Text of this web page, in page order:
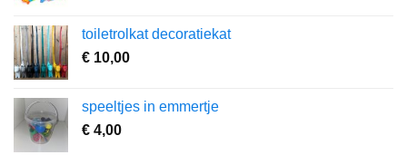
toiletrolkat decoratiekat
€ 10,00
speeltjes in emmertje
€ 4,00